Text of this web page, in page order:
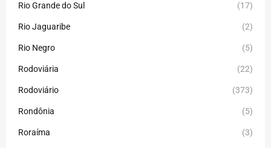
Rio Grande do Sul (17)
Rio Jaguaribe (2)
Rio Negro (5)
Rodoviária (22)
Rodoviário (373)
Rondônia (5)
Roraíma (3)